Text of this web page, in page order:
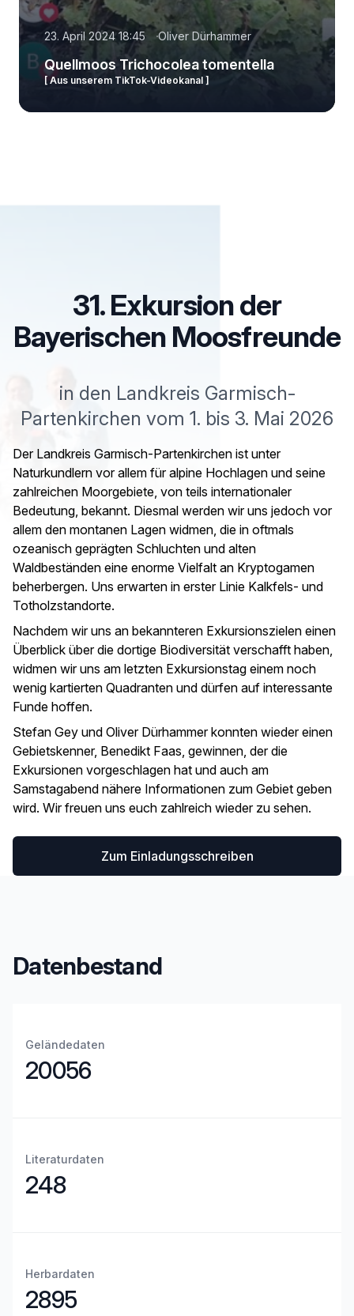
23. April 2024 18:45 Oliver Dürhammer
Quellmoos Trichocolea tomentella
[ Aus unserem TikTok-Videokanal ]
31. Exkursion der
Bayerischen Moosfreunde
in den Landkreis Garmisch-
Partenkirchen vom 1. bis 3. Mai 2026
Der Landkreis Garmisch-Partenkirchen ist unter
Naturkundlern vor allem für alpine Hochlagen und seine
zahlreichen Moorgebiete, von teils internationaler
Bedeutung, bekannt. Diesmal werden wir uns jedoch vor
allem den montanen Lagen widmen, die in oftmals
ozeanisch geprägten Schluchten und alten
Waldbeständen eine enorme Vielfalt an Kryptogamen
beherbergen. Uns erwarten in erster Linie Kalkfels- und
Totholzstandorte.
Nachdem wir uns an bekannteren Exkursionszielen einen
Überblick über die dortige Biodiversität verschafft haben,
widmen wir uns am letzten Exkursionstag einem noch
wenig kartierten Quadranten und dürfen auf interessante
Funde hoffen.
Stefan Gey und Oliver Dürhammer konnten wieder einen
Gebietskenner, Benedikt Faas, gewinnen, der die
Exkursionen vorgeschlagen hat und auch am
Samstagabend nähere Informationen zum Gebiet geben
wird. Wir freuen uns euch zahlreich wieder zu sehen.
Zum Einladungsschreiben
Datenbestand
Geländedaten
20056
Literaturdaten
248
Herbardaten
2895